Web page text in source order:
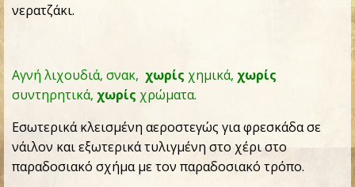
νερατζάκι.
Αγνή λιχουδιά, σνακ, χωρίς χημικά, χωρίς
συντηρητικά, χωρίς χρώματα.
Εσωτερικά κλεισμένη αεροστεγώς για φρεσκάδα σε
νάιλον και εξωτερικά τυλιγμένη στο χέρι στο
παραδοσιακό σχήμα με τον παραδοσιακό τρόπο.